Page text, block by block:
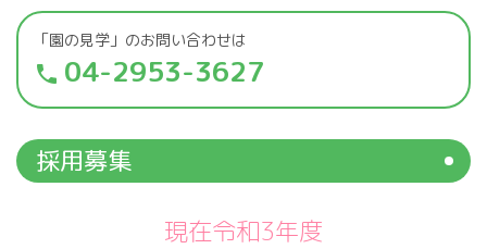
「園の見学」のお問い合わせは
phone 04-2953-3627
採用募集
現在令和3年度